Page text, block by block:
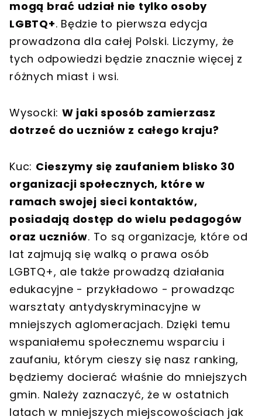
mogą brać udział nie tylko osoby
LGBTQ+. Będzie to pierwsza edycja
prowadzona dla całej Polski. Liczymy, że
tych odpowiedzi będzie znacznie więcej z
różnych miast i wsi.
Wysocki: W jaki sposób zamierzasz
dotrzeć do uczniów z całego kraju?
Kuc: Cieszymy się zaufaniem blisko 30
organizacji społecznych, które w
ramach swojej sieci kontaktów,
posiadają dostęp do wielu pedagogów
oraz uczniów. To są organizacje, które od
lat zajmują się walką o prawa osób
LGBTQ+, ale także prowadzą działania
edukacyjne - przykładowo - prowadząc
warsztaty antydyskryminacyjne w
mniejszych aglomeracjach. Dzięki temu
wspaniałemu społecznemu wsparciu i
zaufaniu, którym cieszy się nasz ranking,
będziemy docierać właśnie do mniejszych
gmin. Należy zaznaczyć, że w ostatnich
latach w mniejszych miejscowościach jak